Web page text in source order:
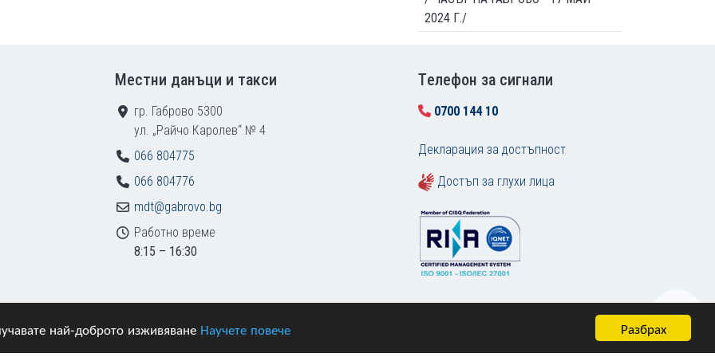
Разбрах
най-доброто изживяване Научете повече
2024 Г./
Местни данъци и такси
гр. Габрово 5300
ул. „Райчо Каролев“ № 4
066 804775
066 804776
mdt@gabrovo.bg
Работно време
8:15 – 16:30
Tелефон за сигнали
0700 144 10
Декларация за достъпност
Достъп за глухи лица